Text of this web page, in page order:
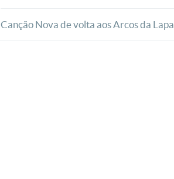
Canção Nova de volta aos Arcos da Lapa